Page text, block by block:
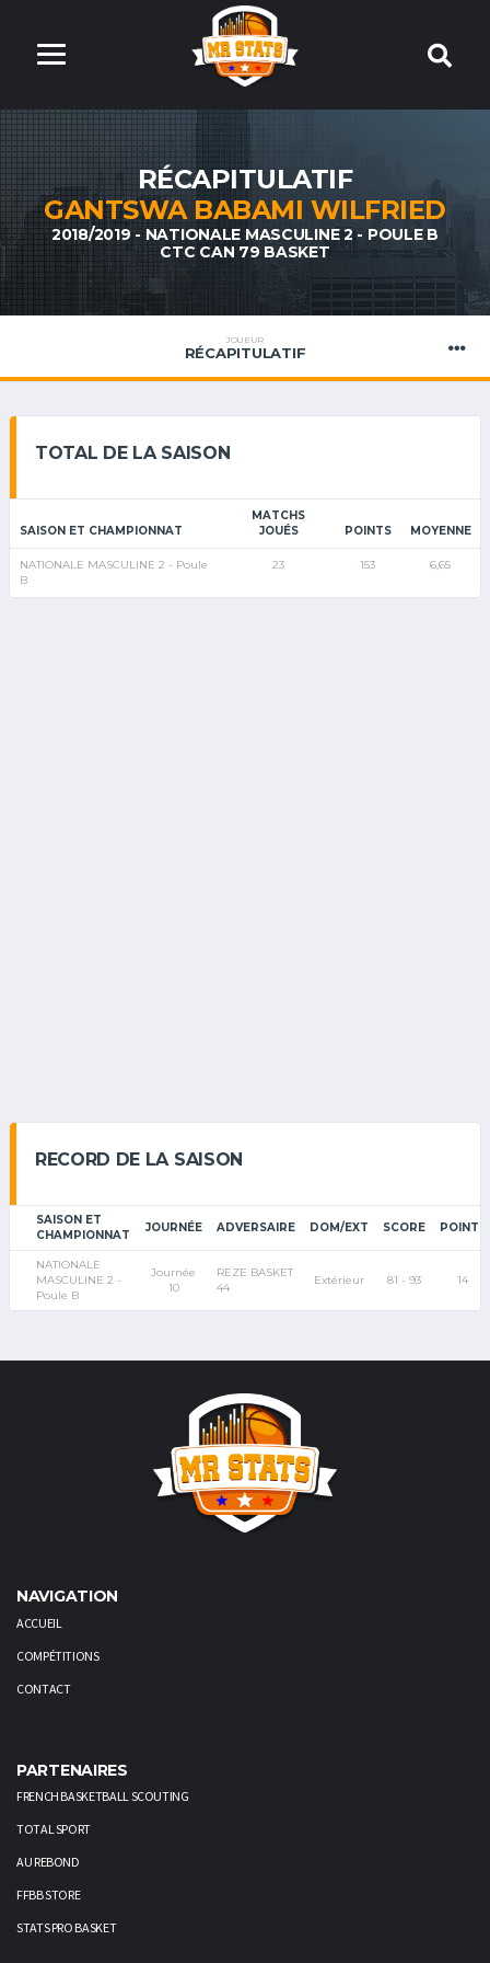
RÉCAPITULATIF
GANTSWA BABAMI WILFRIED
2018/2019 - NATIONALE MASCULINE 2 - POULE B
CTC CAN 79 BASKET
JOUEUR
RÉCAPITULATIF
TOTAL DE LA SAISON
SAISON ET CHAMPIONNAT
MATCHS
JOUÉS
POINTS MOYENNE
NATIONALE MASCULINE 2 - Poule
B
23 153 6,65
RECORD DE LA SAISON
SAISON ET
CHAMPIONNAT
JOURNÉE ADVERSAIRE DOM/EXT SCORE POINTS
NATIONALE
MASCULINE 2 -
Poule B
Journée
10
REZE BASKET
44
Extérieur 81 - 93 14
NAVIGATION
ACCUEIL
COMPÉTITIONS
CONTACT
PARTENAIRES
FRENCH BASKETBALL SCOUTING
TOTAL SPORT
AU REBOND
FFBB STORE
STATS PRO BASKET